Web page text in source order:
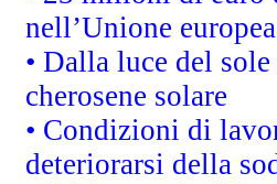
nell’Unione
• Dalla luce del
cherosene solare
• Condizioni di
deteriorarsi della